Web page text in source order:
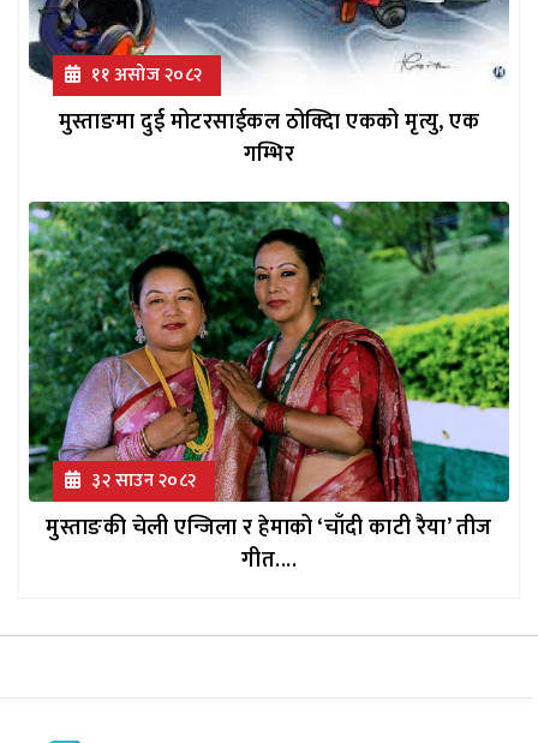
११ असोज २०८२
मुस्ताङमा दुई मोटरसाईकल ठोक्दिा एकको मृत्यु, एक
गम्भिर
३२ साउन २०८२
मुस्ताङकी चेली एन्जिला र हेमाको ‘चाँदी काटी रैया’ तीज
गीत....